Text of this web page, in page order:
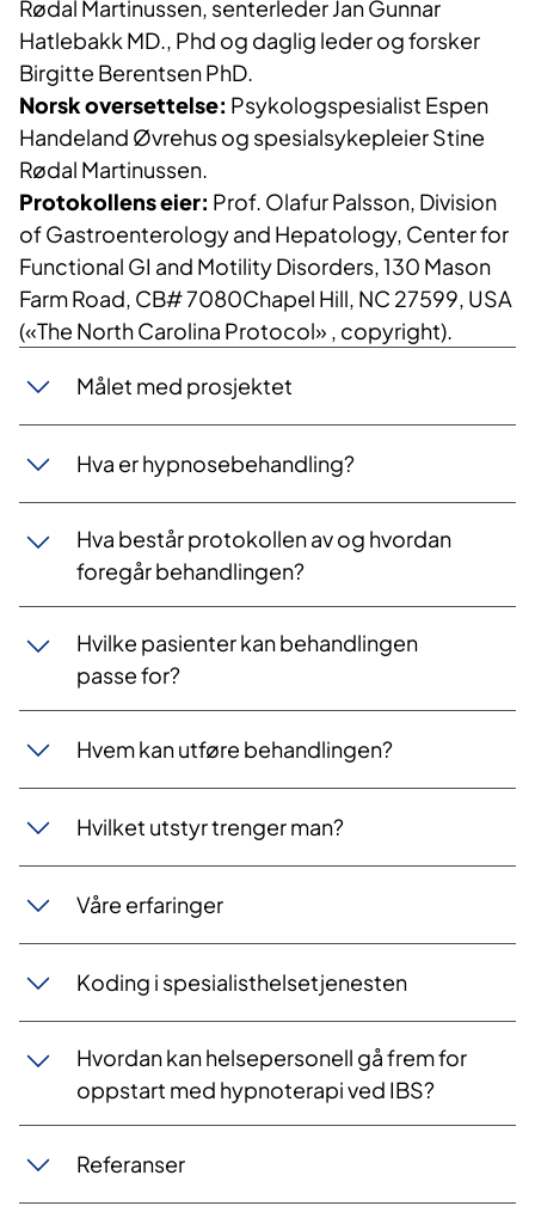
Rødal Martinussen, senterleder Jan Gunnar
Hatlebakk MD., Phd og daglig leder og forsker
Birgitte Berentsen PhD.
Norsk oversettelse: Psykologspesialist Espen
Handeland Øvrehus og spesialsykepleier Stine
Rødal Martinussen.
Protokollens eier: Prof. Olafur Palsson, Division
of Gastroenterology and Hepatology, Center for
Functional GI and Motility Disorders, 130 Mason
Farm Road, CB# 7080Chapel Hill, NC 27599, USA
(«The North Carolina Protocol» , copyright).
​​Målet med prosjektet
Hva er hypnosebehandling?
​Hva består protokollen av og hvordan
foregår behandlingen?
Hvilke pasienter kan behandlingen
passe for?
Hvem kan utføre behandlingen?
​Hvilket utstyr trenger man?
Våre erfaringer
​Koding i spesialisthelsetjenesten
​​​Hvordan kan helsepersonell gå frem for
oppstart med hypnoterapi ved IBS?​
​Referanser